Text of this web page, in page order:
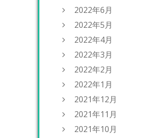
2022年6月
2022年5月
2022年4月
2022年3月
2022年2月
2022年1月
2021年12月
2021年11月
2021年10月